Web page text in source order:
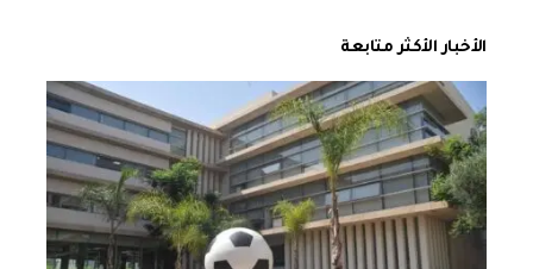
الأخبار الأكثر متابعة